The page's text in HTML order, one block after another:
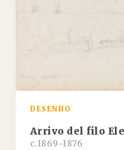
DESENHO
Arrivo del filo
c.1869-1876